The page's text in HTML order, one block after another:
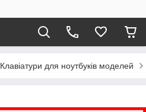
Клавіатури для ноутбуків моделей